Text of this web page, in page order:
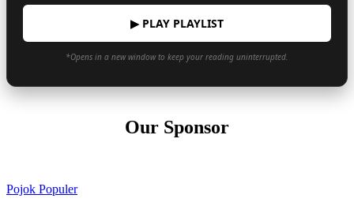
▶ PLAY PLAYLIST
*Opens in a new window to keep your reading uninterrupted.
Our Sponsor
Pojok Populer